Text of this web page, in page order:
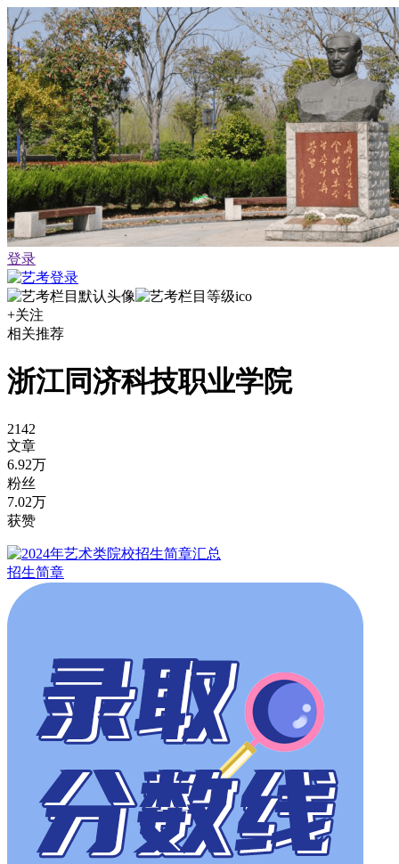
登录
+关注
相关推荐
浙江同济科技职业学院
2142
文章
6.92万
粉丝
7.02万
获赞
招生简章